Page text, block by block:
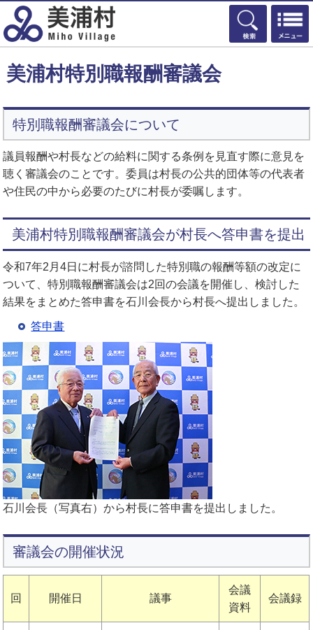
検索
美浦村特別職報酬審議会
特別職報酬審議会について
議員報酬や村長などの給料に関する条例を見直す際に意見を
聴く審議会のことです。委員は村長の公共的団体等の代表者
や住民の中から必要のたびに村長が委嘱します。
美浦村特別職報酬審議会が村長へ答申書を提出
令和7年2月4日に村長が諮問した特別職の報酬等額の改定に
ついて、特別職報酬審議会は2回の会議を開催し、検討した
結果をまとめた答申書を石川会長から村長へ提出しました。
答申書
石川会長（写真右）から村長に答申書を提出しました。
審議会の開催状況
回 開催日 議事
会議
資料
会議録